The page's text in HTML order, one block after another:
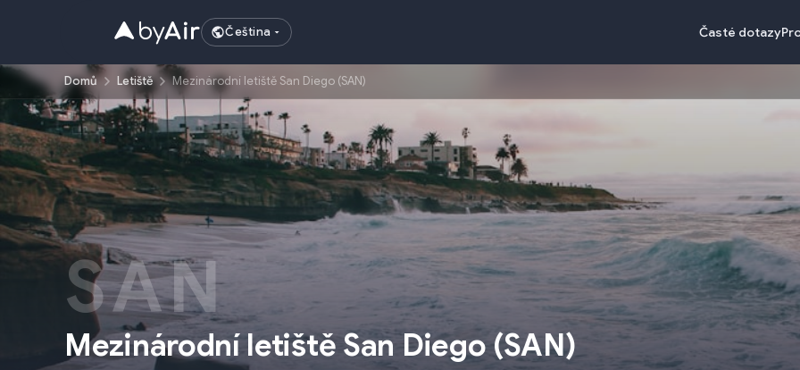
Čeština Časté dotazy
Domů Letiště Mezinárodní letiště San Diego (SAN)
SAN
Mezinárodní letiště San Diego(SAN)